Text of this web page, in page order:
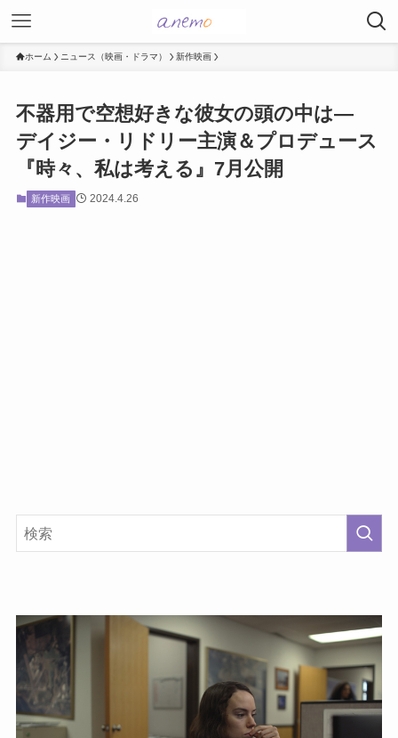
ホーム ニュース（映画・ドラマ） 新作映画
不器用で空想好きな彼女の頭の中は―
デイジー・リドリー主演＆プロデュース
『時々、私は考える』7月公開
新作映画 2024.4.26